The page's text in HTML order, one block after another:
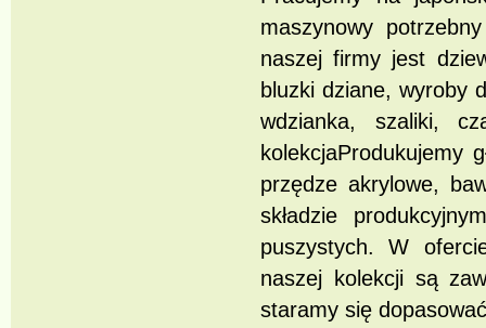
maszynowy
naszej firmy jest
bluzki dziane, wyroby
wdzianka, szaliki,
kolekcjaProdukujemy
przędze akrylowe,
składzie
puszystych. W
naszej kolekcji są
staramy się